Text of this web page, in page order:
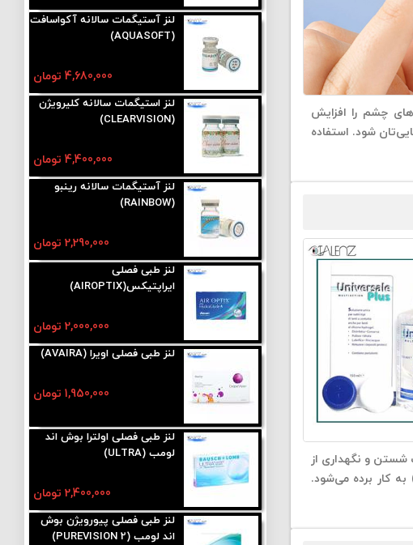
چشم را افزایش
شود. استفاده
شستن و نگهداری از
به کار برده می‌شود.
لنز آستیگمات سالانه آکواسافت
(AQUASOFT)
4,680,000 تومان
لنز استیگمات سالانه کلیرویژن
(CLEARVISION)
4,400,000 تومان
لنز آستیگمات سالانه رینبو
(RAINBOW)
2,290,000 تومان
لنز طبی فصلی
ایراپتیکس(AIROPTIX)
2,000,000 تومان
لنز طبی فصلی اویرا (AVAIRA)
1,950,000 تومان
لنز طبی فصلی اولترا بوش اند
لومب (ULTRA)
2,400,000 تومان
لنز طبی فصلی پیورویژن بوش
اند لومب (PUREVISION 2)